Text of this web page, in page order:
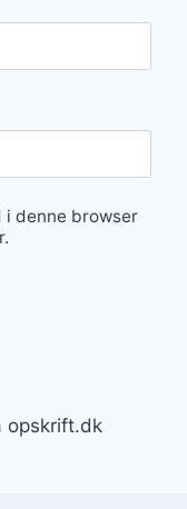
i denne browser
opskrift.dk